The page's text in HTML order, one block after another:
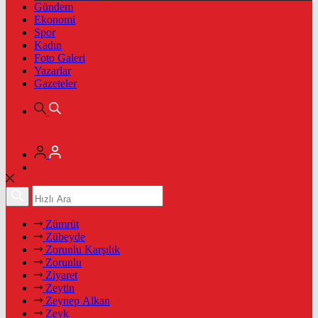
Gündem
Ekonomi
Spor
Kadın
Foto Galeri
Yazarlar
Gazeteler
Zümrüt
Zübeyde
Zorunlu Karşılık
Zorunlu
Ziyaret
Zeytin
Zeynep Alkan
Zevk